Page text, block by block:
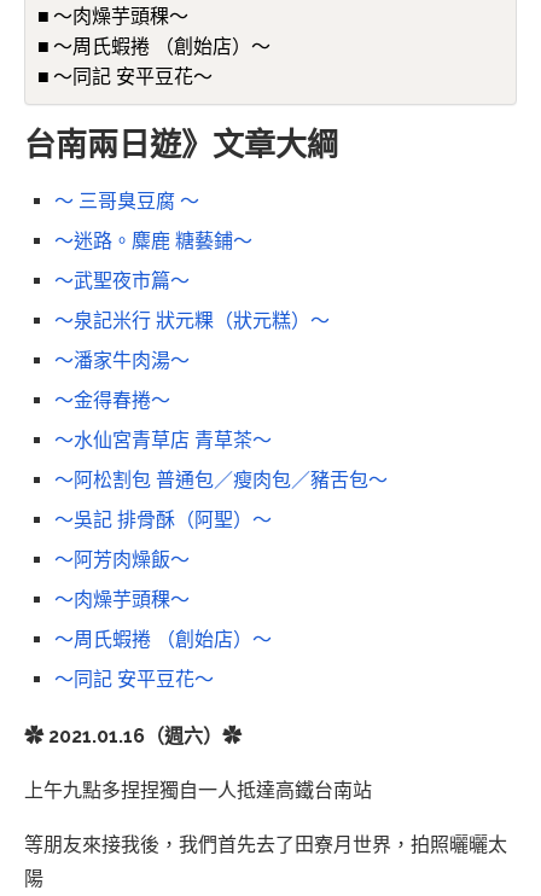
～肉燥芋頭稞～
～周氏蝦捲 （創始店）～
～同記 安平豆花～
台南兩日遊》文章大綱
～ 三哥臭豆腐 ～
～迷路。麋鹿 糖藝鋪～
～武聖夜市篇～
～泉記米行 狀元粿（狀元糕）～
～潘家牛肉湯～
～金得春捲～
～水仙宮青草店 青草茶～
～阿松割包 普通包／瘦肉包／豬舌包～
～吳記 排骨酥（阿聖）～
～阿芳肉燥飯～
～肉燥芋頭稞～
～周氏蝦捲 （創始店）～
～同記 安平豆花～
✿ 2021.01.16（週六）✿
上午九點多捏捏獨自一人抵達高鐵台南站
等朋友來接我後，我們首先去了田寮月世界，拍照曬曬太
陽